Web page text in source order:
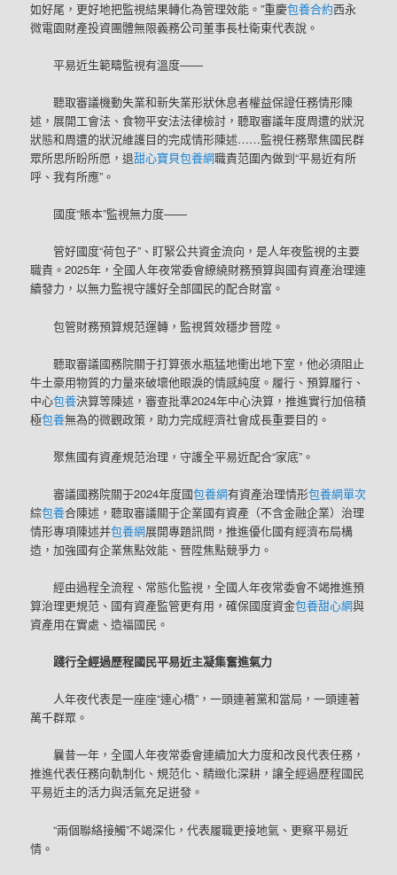
如好尾，更好地把監視結果轉化為管理效能。”重慶包養合約西永
微電園財產投資團體無限義務公司董事長杜衛東代表說。
平易近生範疇監視有溫度——
聽取審議機動失業和新失業形狀休息者權益保證任務情形陳
述，展開工會法、食物平安法法律檢討，聽取審議年度周遭的狀況
狀態和周遭的狀況維護目的完成情形陳述……監視任務聚焦國民群
眾所思所盼所愿，退甜心寶貝包養網職責范圍內做到“平易近有所
呼、我有所應”。
國度“賬本”監視無力度——
管好國度“荷包子”、盯緊公共資金流向，是人年夜監視的主要
職責。2025年，全國人年夜常委會繚繞財務預算與國有資產治理連
續發力，以無力監視守護好全部國民的配合財富。
包管財務預算規范運轉，監視質效穩步晉陞。
聽取審議國務院關于打算張水瓶猛地衝出地下室，他必須阻止
牛土豪用物質的力量來破壞他眼淚的情感純度。履行、預算履行、
中心包養決算等陳述，審查批準2024年中心決算，推進實行加倍積
極包養無為的微觀政策，助力完成經濟社會成長重要目的。
聚焦國有資產規范治理，守護全平易近配合“家底”。
審議國務院關于2024年度國包養網有資產治理情形包養網單次
綜包養合陳述，聽取審議關于企業國有資產（不含金融企業）治理
情形專項陳述并包養網展開專題訊問，推進優化國有經濟布局構
造，加強國有企業焦點效能、晉陞焦點競爭力。
經由過程全流程、常態化監視，全國人年夜常委會不竭推進預
算治理更規范、國有資產監管更有用，確保國度資金包養甜心網與
資產用在實處、造福國民。
踐行全經過歷程國民平易近主凝集奮進氣力
人年夜代表是一座座“連心橋”，一頭連著黨和當局，一頭連著
萬千群眾。
曩昔一年，全國人年夜常委會連續加大力度和改良代表任務，
推進代表任務向軌制化、規范化、精緻化深耕，讓全經過歷程國民
平易近主的活力與活氣充足迸發。
“兩個聯絡接觸”不竭深化，代表履職更接地氣、更察平易近
情。